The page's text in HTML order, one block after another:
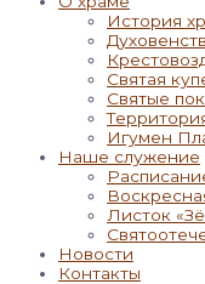
История
Святая
Святые
Игумен
Наше служение
Листок
Новости
Контакты